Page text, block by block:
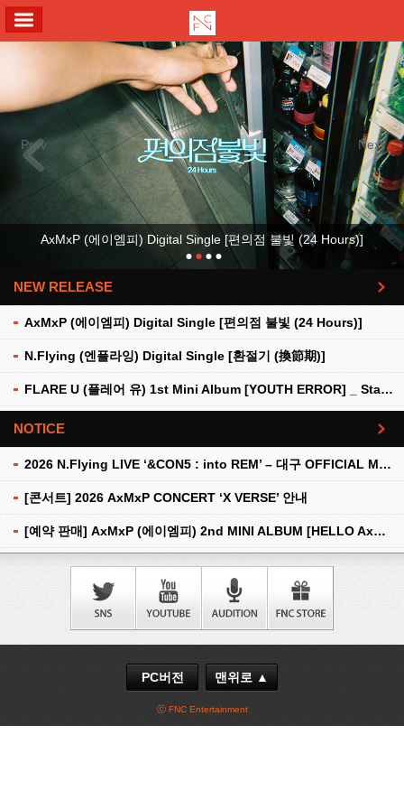
Previous Next
AxMxP (에이엠피) Digital Single [편의점 불빛 (24 Hours)]
NEW RELEASE
AxMxP (에이엠피) Digital Single [편의점 불빛 (24 Hours)]
N.Flying (엔플라잉) Digital Single [환절기 (換節期)]
FLARE U (플레어 유) 1st Mini Album [YOUTH ERROR] _ Stationery Kit Ver.
더보기
NOTICE
2026 N.Flying LIVE ‘&CON5 : into REM’ – 대구 OFFICIAL MD 현장 판매 안내
[콘서트] 2026 AxMxP CONCERT ‘X VERSE’ 안내
[예약 판매] AxMxP (에이엠피) 2nd MINI ALBUM [HELLO AxMxP] 예약 판매 안내
더보기
PC버전 맨위로 ▲
ⓒ FNC Entertainment